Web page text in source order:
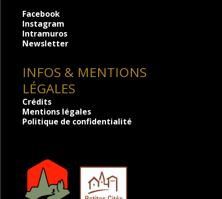
Facebook
Instagram
Intramuros
Newsletter
INFOS & MENTIONS
LÉGALES
Crédits
Mentions légales
Politique de confidentialité